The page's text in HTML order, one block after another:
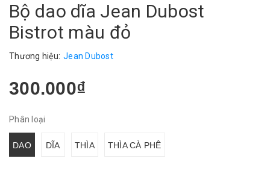
Bộ dao dĩa Jean Dubost
Bistrot màu đỏ
Thương hiệu: Jean Dubost
300.000₫
Phân loại
DAO DĨA THÌA THÌA CÀ PHÊ